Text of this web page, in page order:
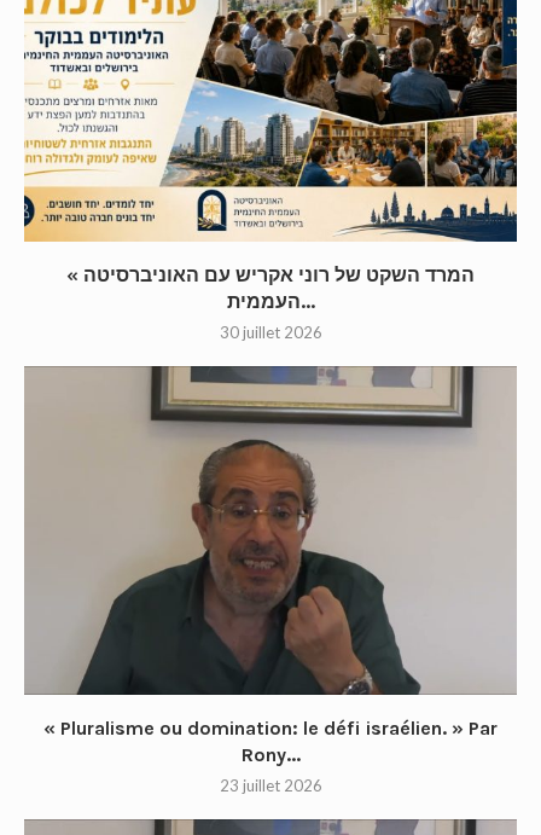
« המרד השקט של רוני אקריש עם האוניברסיטה
העממית...
30 juillet 2026
« Pluralisme ou domination: le défi israélien. » Par
Rony...
23 juillet 2026